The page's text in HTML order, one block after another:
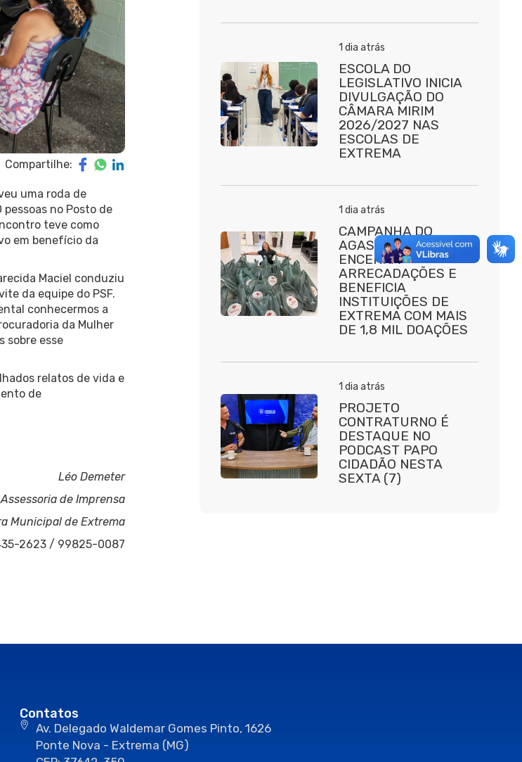
Compartilhe:
uma roda de
no Posto de
teve como
em benefício da
Maciel conduziu
da equipe do PSF.
conhecermos a
da Mulher
sobre esse
relatos de vida e
de
Léo Demeter
Assessoria de Imprensa
Municipal de Extrema
2623 / 99825-0087
1 dia atrás
ESCOLA DO
LEGISLATIVO INICIA
DIVULGAÇÃO DO
CÂMARA MIRIM
2026/2027 NAS
ESCOLAS DE
EXTREMA
1 dia atrás
CAMPANHA DO
AGASALHO 2026
ENCERRA
ARRECADAÇÕES E
BENEFICIA
INSTITUIÇÕES DE
EXTREMA COM MAIS
DE 1,8 MIL DOAÇÕES
1 dia atrás
PROJETO
CONTRATURNO É
DESTAQUE NO
PODCAST PAPO
CIDADÃO NESTA
SEXTA (7)
Contatos
Av. Delegado Waldemar Gomes Pinto, 1626
Ponte Nova - Extrema (MG)